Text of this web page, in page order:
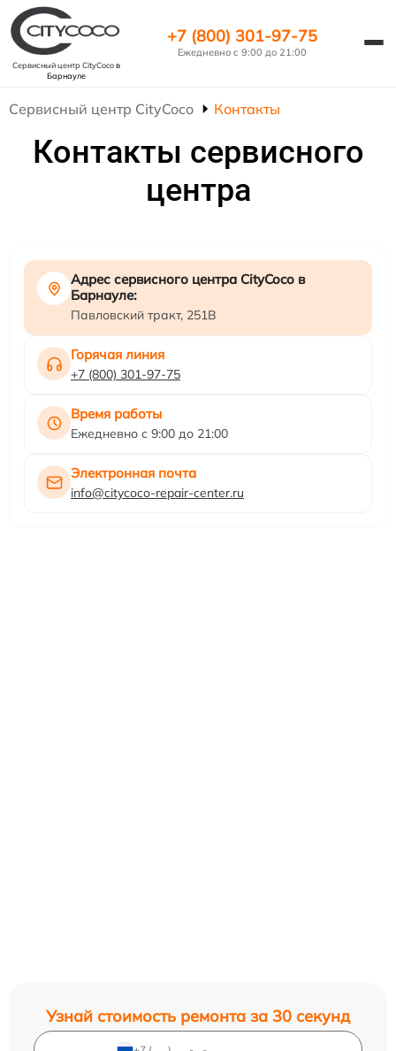
Сервисный центр CityCocoв
Барнауле
+7 (800) 301-97-75
Ежедневно с 9:00 до 21:00
Сервисный центр CityCoco Контакты
Контакты сервисного
центра
Адрес сервисного центра CityCoco в
Барнауле:
Павловский тракт, 251В
Горячая линия
+7 (800) 301-97-75
Время работы
Ежедневно с 9:00 до 21:00
Электронная почта
info@citycoco-repair-center.ru
Узнай стоимость ремонта за 30 секунд